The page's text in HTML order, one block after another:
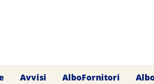
Avvisi AlboFornitori